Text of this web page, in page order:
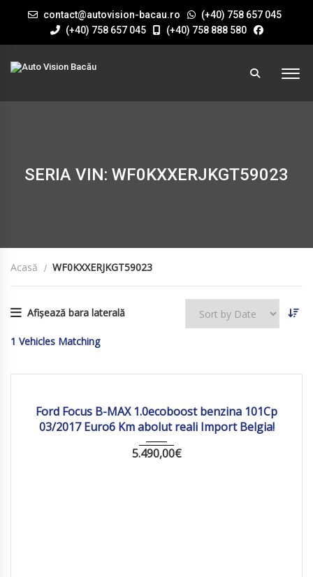
contact@autovision-bacau.ro
(+40) 758 657 045
(+40) 758 657 045
(+40) 758 888 580
SERIA VIN: WF0KXXERJKGT59023
Acasă WF0KXXERJKGT59023
Afișează bara laterală
1 Vehicles Matching
Ford Focus B-MAX 1.0ecoboost benzina 101Cp
03/2017 Euro6 Km abolut reali Import Belgia!
5.490,00€